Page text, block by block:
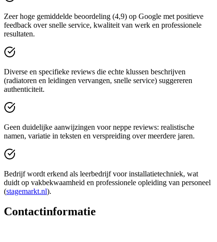
Zeer hoge gemiddelde beoordeling (4,9) op Google met positieve
feedback over snelle service, kwaliteit van werk en professionele
resultaten.
Diverse en specifieke reviews die echte klussen beschrijven
(radiatoren en leidingen vervangen, snelle service) suggereren
authenticiteit.
Geen duidelijke aanwijzingen voor neppe reviews: realistische
namen, variatie in teksten en verspreiding over meerdere jaren.
Bedrijf wordt erkend als leerbedrijf voor installatietechniek, wat
duidt op vakbekwaamheid en professionele opleiding van personeel
(stagemarkt.nl).
Contactinformatie